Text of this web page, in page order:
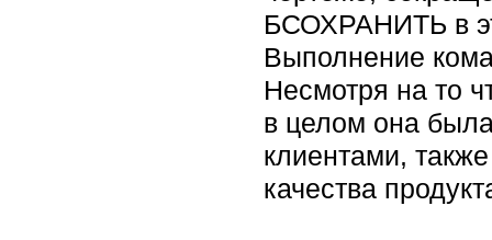
БСОХРАНИТЬ в
Выполнение
Несмотря на то
в целом она
клиентами,
качества